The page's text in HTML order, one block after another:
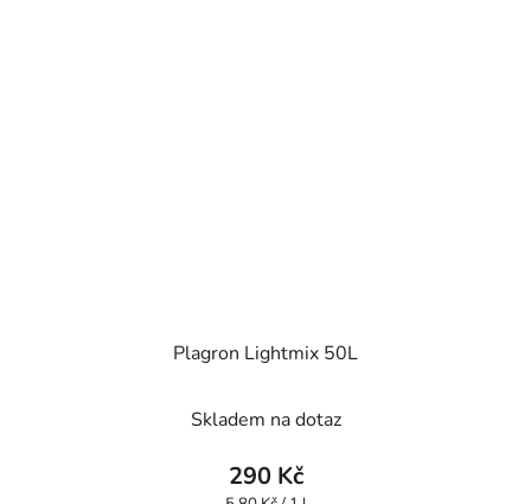
Plagron Lightmix 50L
Skladem na dotaz
290 Kč